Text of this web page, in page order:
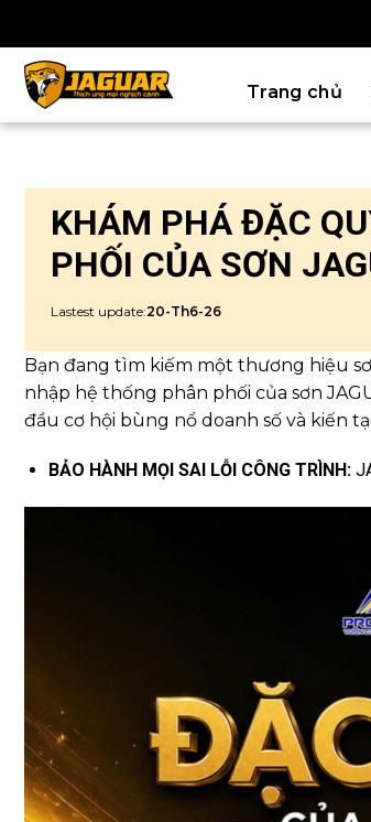
dung
Trang chủ
KHÁM PHÁ ĐẶC
PHỐI CỦA SƠN
Lastest update:20-Th6-26
Bạn đang tìm kiếm một thương hiệu
nhập hệ thống phân phối của sơn
đầu cơ hội bùng nổ doanh số và kiến
BẢO HÀNH MỌI SAI LỖI CÔNG TRÌNH: